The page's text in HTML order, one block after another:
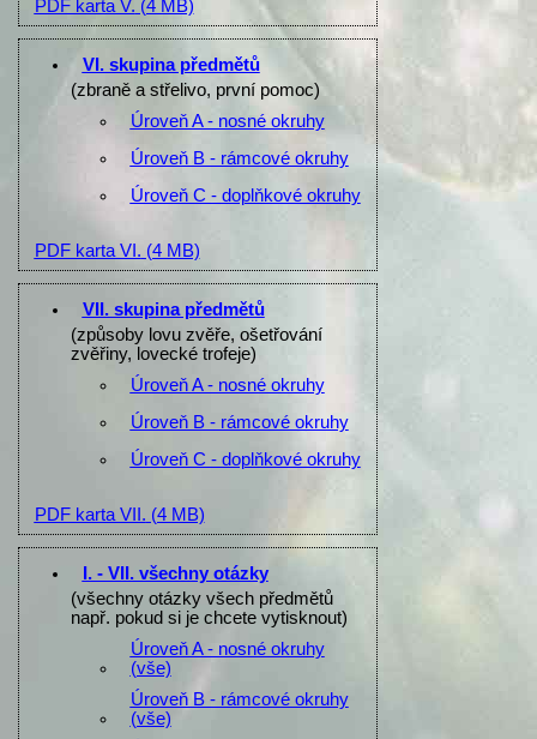
PDF karta V. (4 MB)
VI. skupina předmětů
(zbraně a střelivo, první pomoc)
Úroveň A - nosné okruhy
Úroveň B - rámcové okruhy
Úroveň C - doplňkové okruhy
PDF karta VI. (4 MB)
VII. skupina předmětů
(způsoby lovu zvěře, ošetřování
zvěřiny, lovecké trofeje)
Úroveň A - nosné okruhy
Úroveň B - rámcové okruhy
Úroveň C - doplňkové okruhy
PDF karta VII. (4 MB)
I. - VII. všechny otázky
(všechny otázky všech předmětů
např. pokud si je chcete vytisknout)
Úroveň A - nosné okruhy
(vše)
Úroveň B - rámcové okruhy
(vše)